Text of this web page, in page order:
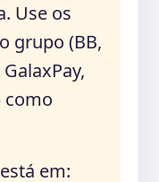
Use os
grupo (BB,
como
em: